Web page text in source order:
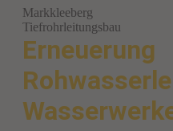
Markkleeberg
Tiefrohrleitungsbau
Erneuerung